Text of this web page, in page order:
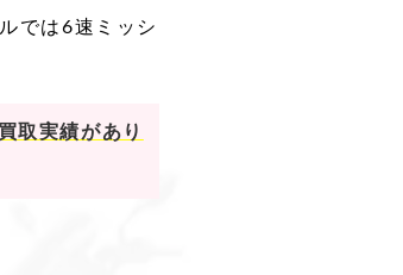
では6速ミッシ
取実績があり